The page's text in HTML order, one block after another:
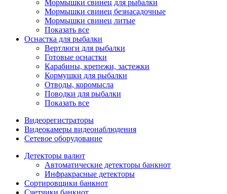
Мормышки свинец для рыбалки
Мормышки свинец безнасадочные
Мормышки свинец литые
Показать все
Оснастка для рыбалки
Вертлюги для рыбалки
Готовые оснастки
Карабины, крепежи, застежки
Кормушки для рыбалки
Отводы, коромысла
Поводки для рыбалки
Показать все
Видеорегистраторы
Видеокамеры видеонаблюдения
Сетевое оборудование
Детекторы валют
Автоматические детекторы банкнот
Инфракрасные детекторы
Сортировщики банкнот
Счетчики банкнот